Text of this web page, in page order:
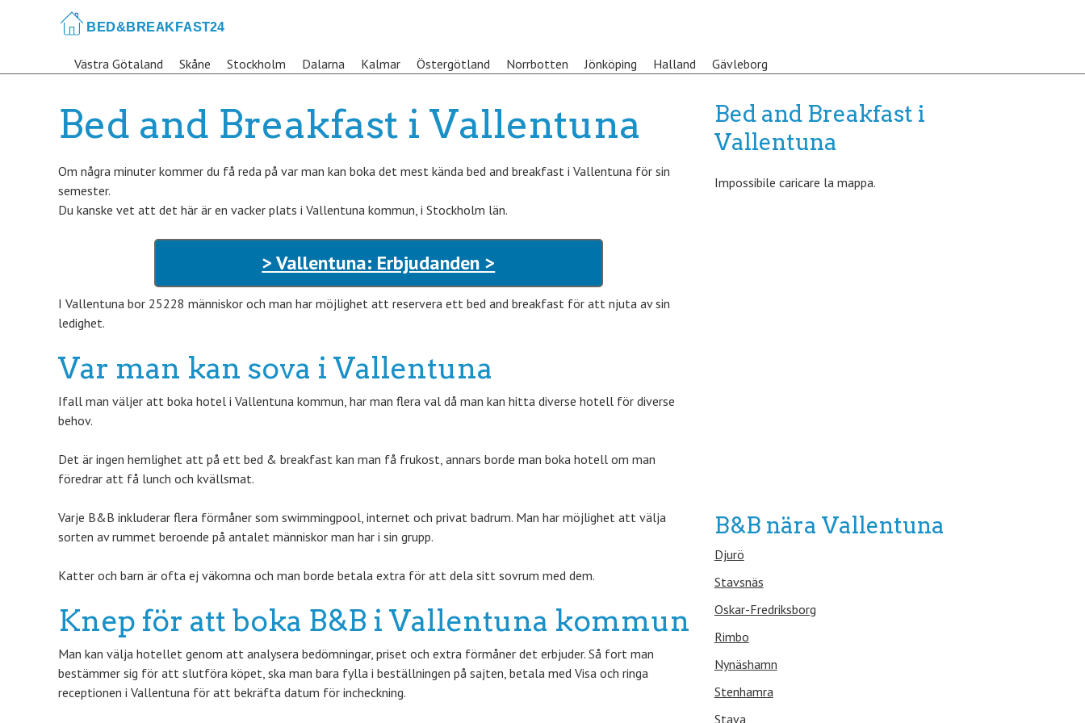
Västra Götaland Skåne Stockholm Dalarna Kalmar Östergötland Norrbotten Jönköping Halland Gävleborg
Bed and Breakfast i Vallentuna
Om några minuter kommer du få reda på var man kan boka det mest kända bed and breakfast i Vallentuna för sin
semester.
Du kanske vet att det här är en vacker plats i Vallentuna kommun, i Stockholm län.
> Vallentuna: Erbjudanden >
I Vallentuna bor 25228 människor och man har möjlighet att reservera ett bed and breakfast för att njuta av sin
ledighet.
Var man kan sova i Vallentuna
Ifall man väljer att boka hotel i Vallentuna kommun, har man flera val då man kan hitta diverse hotell för diverse
behov.
Det är ingen hemlighet att på ett bed & breakfast kan man få frukost, annars borde man boka hotell om man
föredrar att få lunch och kvällsmat.
Varje B&B inkluderar flera förmåner som swimmingpool, internet och privat badrum. Man har möjlighet att välja
sorten av rummet beroende på antalet människor man har i sin grupp.
Katter och barn är ofta ej väkomna och man borde betala extra för att dela sitt sovrum med dem.
Knep för att boka B&B i Vallentuna kommun
Man kan välja hotellet genom att analysera bedömningar, priset och extra förmåner det erbjuder. Så fort man
bestämmer sig för att slutföra köpet, ska man bara fylla i beställningen på sajten, betala med Visa och ringa
receptionen i Vallentuna för att bekräfta datum för incheckning.
Bed and Breakfast i
Vallentuna
Impossibile caricare la mappa.
B&B nära Vallentuna
Djurö
Stavsnäs
Oskar-Fredriksborg
Rimbo
Nynäshamn
Stenhamra
Stava